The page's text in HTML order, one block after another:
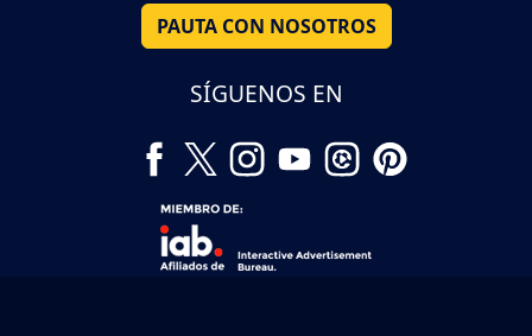
PAUTA CON NOSOTROS
SÍGUENOS EN